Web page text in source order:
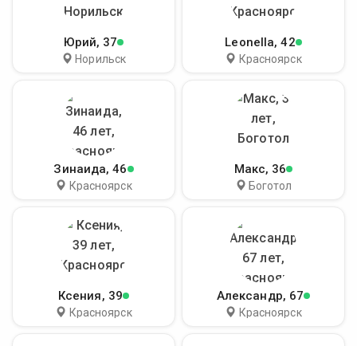
Юрий, 37
Норильск
Leonella, 42
Красноярск
Зинаида, 46
Красноярск
Макс, 36
Боготол
Ксения, 39
Красноярск
Александр, 67
Красноярск